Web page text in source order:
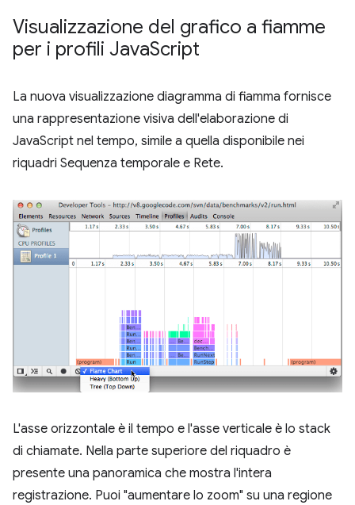
Visualizzazione del grafico a fiamme
per i profili JavaScript
La nuova visualizzazione diagramma di fiamma fornisce
una rappresentazione visiva dell'elaborazione di
JavaScript nel tempo, simile a quella disponibile nei
riquadri Sequenza temporale e Rete.
L'asse orizzontale è il tempo e l'asse verticale è lo stack
di chiamate. Nella parte superiore del riquadro è
presente una panoramica che mostra l'intera
registrazione. Puoi "aumentare lo zoom" su una regione